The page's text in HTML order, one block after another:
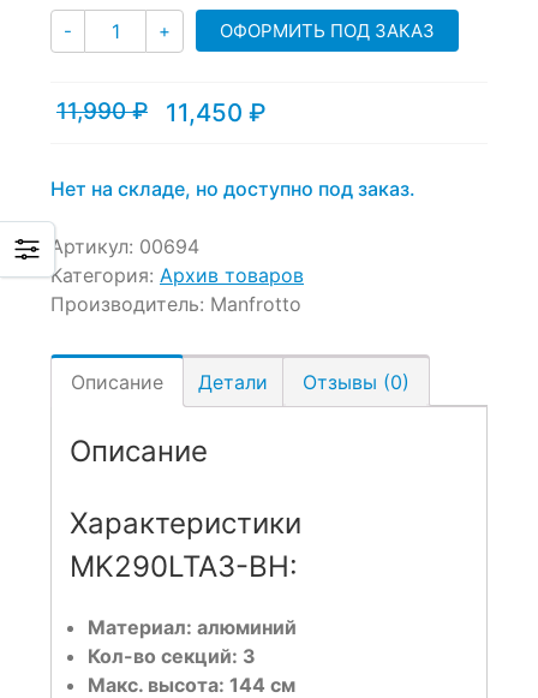
- Количество
+ ОФОРМИТЬ ПОД ЗАКАЗ
11,990₽
Первоначальная
11,990 ₽.
11,450 ₽
Текущая
Нет на складе, но доступно под заказ.
Артикул: 00694
Категория: Архив товаров
Производитель: Manfrotto
Описание Детали Отзывы (0)
Описание
Характеристики
MK290LTA3-BH:
Материал: алюминий
Кол-во секций: 3
Макс. высота: 144 см